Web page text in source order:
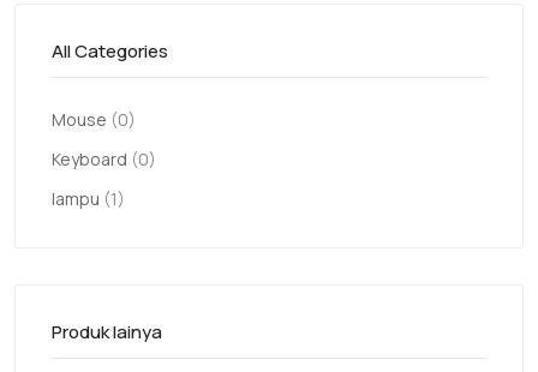
All Categories
Mouse (0)
Keyboard (0)
lampu (1)
Produk lainya